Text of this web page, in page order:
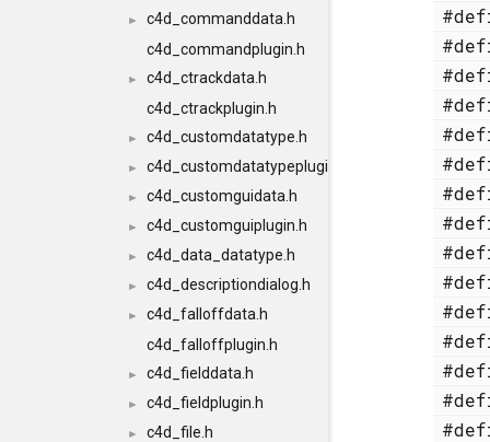
►
c4d_commanddata.h
c4d_commandplugin.h
►
c4d_ctrackdata.h
c4d_ctrackplugin.h
► c4d_customdatatype.h
► c4d_customdatatypeplugin.h
► c4d_customguidata.h
► c4d_customguiplugin.h
► c4d_data_datatype.h
► c4d_descriptiondialog.h
►
c4d_falloffdata.h
c4d_falloffplugin.h
► c4d_fielddata.h
► c4d_fieldplugin.h
► c4d_file.h